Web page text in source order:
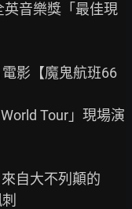
音樂獎「最佳現
影【魔鬼航班66
自大不列顛的